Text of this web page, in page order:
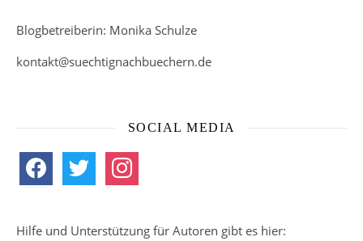
Blogbetreiberin: Monika Schulze
kontakt@suechtignachbuechern.de
SOCIAL MEDIA
facebook twitter instagram
Hilfe und Unterstützung für Autoren gibt es hier: